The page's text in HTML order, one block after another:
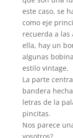
este caso, se
como eje
recuerda a las
ella, hay un
algunas
estilo vintage.
La parte
bandera
letras de la
pincitas.
Nos parece